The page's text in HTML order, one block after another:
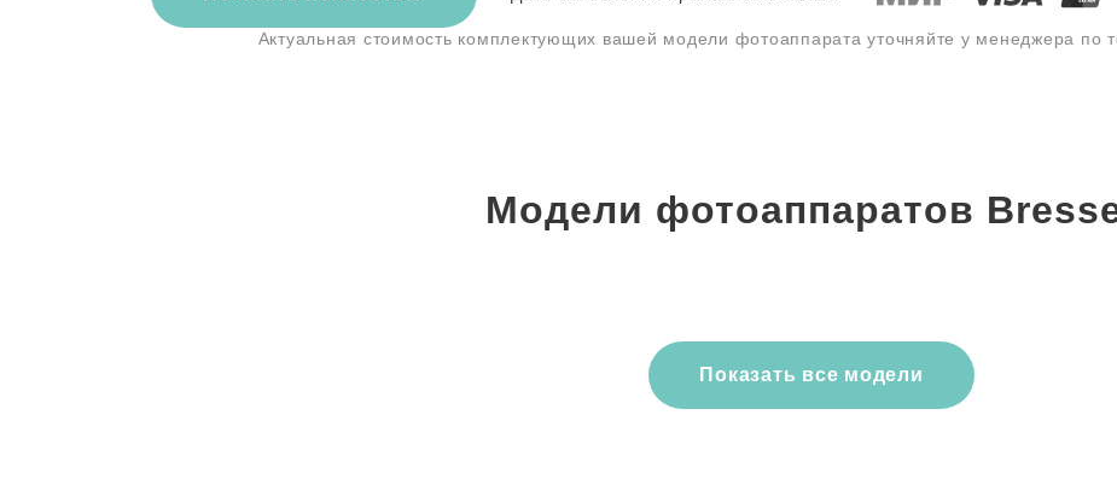
Актуальная стоимость комплектующих вашей модели фотоаппарата уточняйте у менеджера по
Модели фотоаппаратов
Показать все модели